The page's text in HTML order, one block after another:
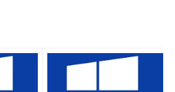
バーフローの問題があるソフトウェアの
いと思います。